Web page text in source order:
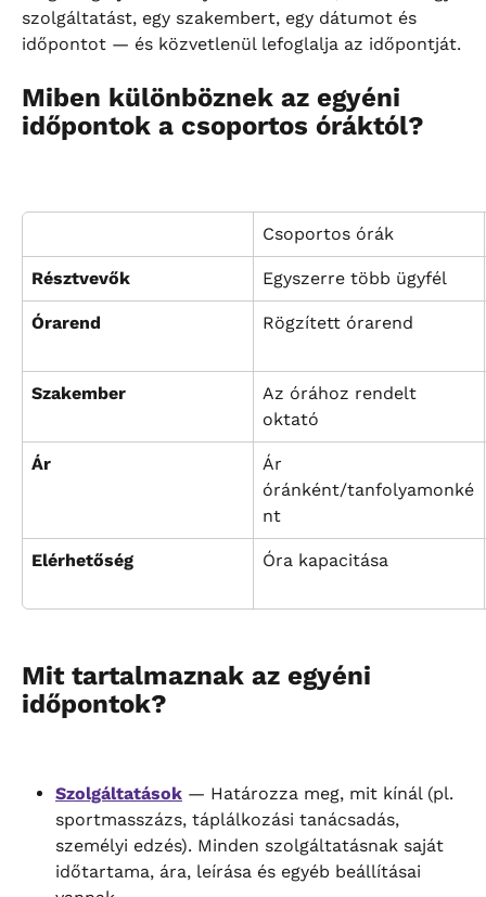
szolgáltatást, egy szakembert, egy dátumot és
időpontot — és közvetlenül lefoglalja az időpontját.
Miben különböznek az egyéni
időpontok a csoportos óráktól?
Csoportos órák
Résztvevők Egyszerre több ügyfél
Órarend Rögzített órarend
Szakember
Az órához rendelt
oktató
Ár
Ár
óránként/tanfolyamonké
nt
Elérhetőség Óra kapacitása
Mit tartalmaznak az egyéni
időpontok?
Szolgáltatások — Határozza meg, mit kínál (pl.
sportmasszázs, táplálkozási tanácsadás,
személyi edzés). Minden szolgáltatásnak saját
időtartama, ára, leírása és egyéb beállításai